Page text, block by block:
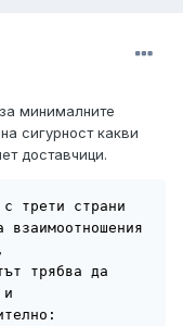
минималните
сигурност какви
доставчици.
с трети страни
трябва да
и